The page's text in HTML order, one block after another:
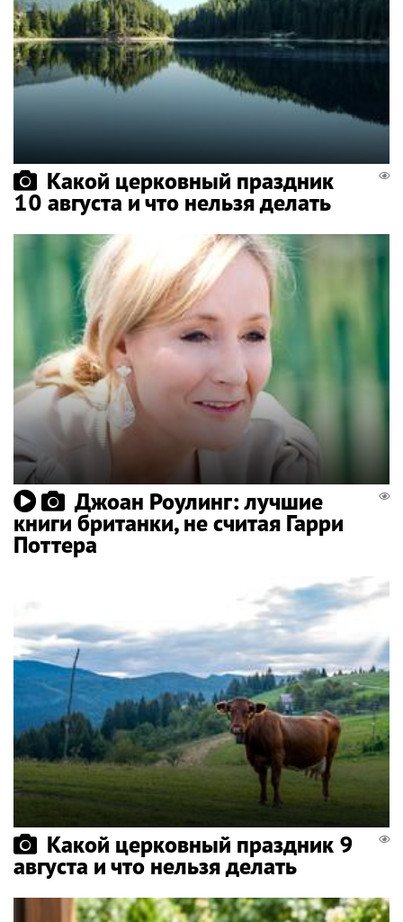
Какой церковный праздник
10 августа и что нельзя делать
Джоан Роулинг: лучшие
книги британки, не считая Гарри
Поттера
Какой церковный праздник 9
августа и что нельзя делать